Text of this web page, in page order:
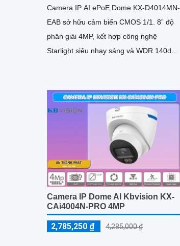
Camera IP AI ePoE Dome KX-D4014MN-
EAB sở hữu cảm biến CMOS 1/1. 8” độ
phân giải 4MP, kết hợp công nghệ
Starlight siêu nhạy sáng và WDR 140dB,
Camera IP Dome AI Kbvision KX-
CAi4004N-PRO 4MP
2,785,250 ₫ 4,285,000 ₫